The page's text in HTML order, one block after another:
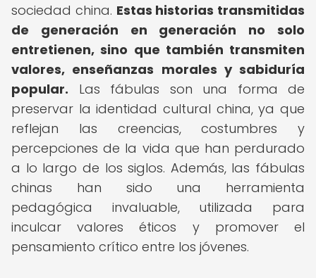
sociedad china. Estas historias transmitidas
de generación en generación no solo
entretienen, sino que también transmiten
valores, enseñanzas morales y sabiduría
popular. Las fábulas son una forma de
preservar la identidad cultural china, ya que
reflejan las creencias, costumbres y
percepciones de la vida que han perdurado
a lo largo de los siglos. Además, las fábulas
chinas han sido una herramienta
pedagógica invaluable, utilizada para
inculcar valores éticos y promover el
pensamiento crítico entre los jóvenes.